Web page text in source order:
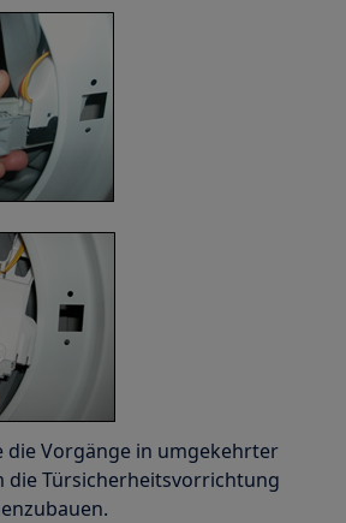
die Vorgänge in umgekehrter
die Türsicherheitsvorrichtung